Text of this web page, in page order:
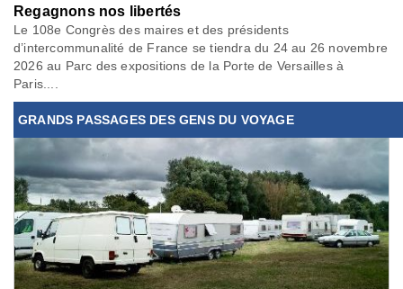
Regagnons nos libertés
Le 108e Congrès des maires et des présidents
d’intercommunalité de France se tiendra du 24 au 26 novembre
2026 au Parc des expositions de la Porte de Versailles à
Paris....
GRANDS PASSAGES DES GENS DU VOYAGE